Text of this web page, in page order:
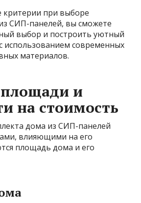
критерии при выборе
СИП-панелей, вы сможете
выбор и построить уютный
использованием современных
материалов.
и
на стоимость
дома из СИП-панелей
влияющими на его
площадь дома и его